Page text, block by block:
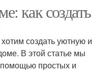
как создать
создать уютную и
В этой статье мы
помощью простых и